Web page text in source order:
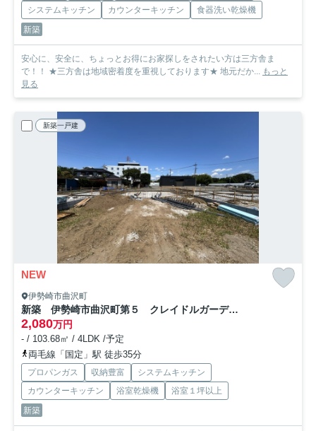
システムキッチン
カウンターキッチン
食器洗い乾燥機
新築
安心に、安全に、ちょっとお得にお家探しをされたい方は三方舎ま
で！！ ★三方舎は地域密着度を重視しております★ 地元だか... もっと
見る
新築一戸建
NEW
伊勢崎市曲沢町
新築 伊勢崎市曲沢町第５ クレイドルガーデン 2号棟
2,080万円
- / 103.68㎡ / 4LDK /予定
両毛線「国定」駅 徒歩35分
プロパンガス 収納豊富
システムキッチン
カウンターキッチン
浴室乾燥機
浴室１坪以上
新築